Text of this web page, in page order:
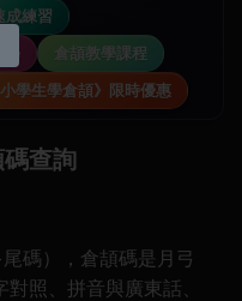
成練習
學
倉頡教學課程
小學生學倉頡》限時優惠
查詢
尾碼），倉頡碼是月弓
照、拼音與廣東話、